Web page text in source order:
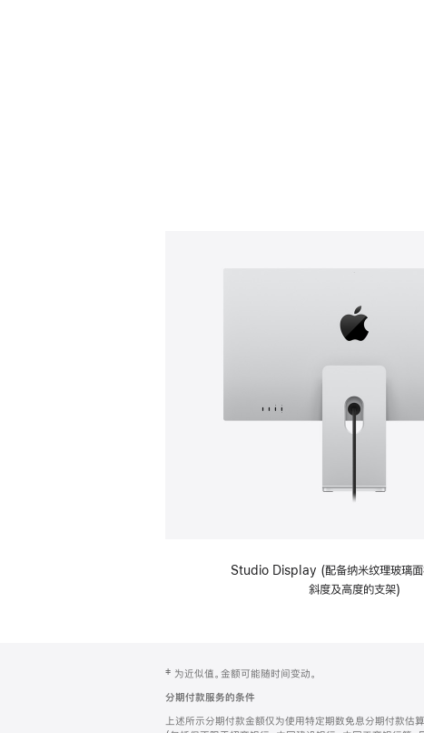
Studio Display (配备纳米纹理玻璃面
斜度及高度的支架)
页
脚
注
‡ 为近似值。金额可能随时间变动。
分期付款服务的条件
上述所示分期付款金额仅为使用特定期数免息分期付款估